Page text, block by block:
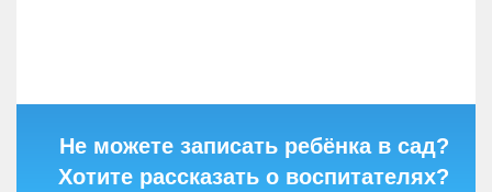
Не можете записать ребёнка в сад?
Хотите рассказать о воспитателях?